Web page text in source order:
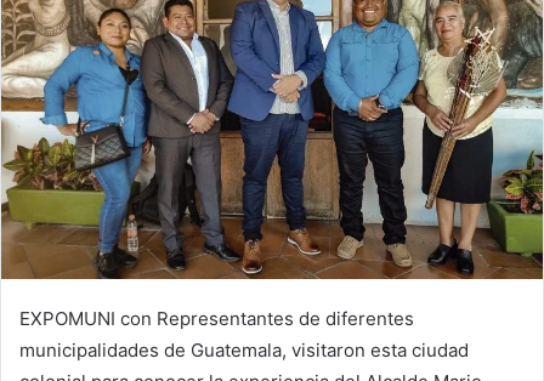
EXPOMUNI con Representantes de diferentes
municipalidades de Guatemala, visitaron esta ciudad